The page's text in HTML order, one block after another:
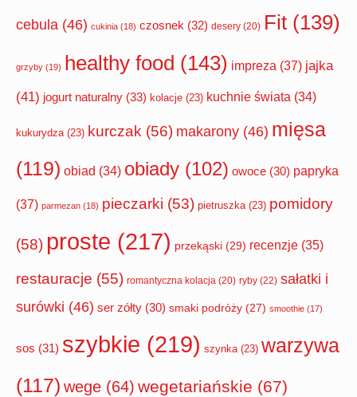
Area
cebula (46) cukinia (18) czosnek (32) desery (20) Fit (139)
grzyby (19) healthy food (143) impreza (37) jajka
(41) jogurt naturalny (33) kolacje (23) kuchnie świata (34)
kukurydza (23) kurczak (56) makarony (46) mięsa
(119) obiad (34) obiady (102) owoce (30) papryka
(37) parmezan (18) pieczarki (53) pietruszka (23) pomidory
(58) proste (217) przekąski (29) recenzje (35)
restauracje (55) romantyczna kolacja (20) ryby (22) sałatki i
surówki (46) ser zółty (30) smaki podróży (27) smoothie (17)
sos (31) szybkie (219) szynka (23) warzywa
(117) wege (64) wegetariańskie (67)